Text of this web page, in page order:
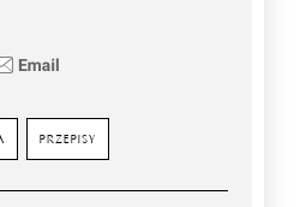
PRZEPISY